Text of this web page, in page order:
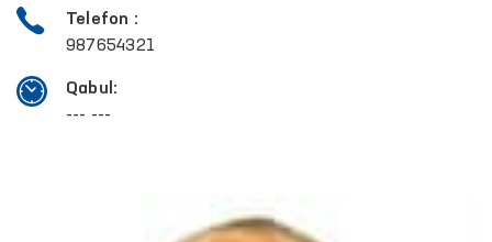
Telefon :
987654321
Qabul:
--- ---